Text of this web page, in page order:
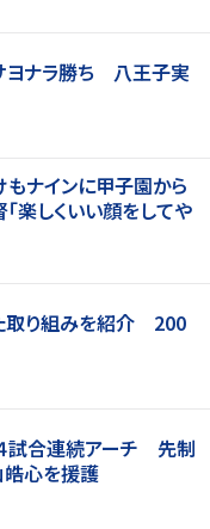
ヨナラ勝ち 八王子実
ナインに甲子園から
楽しくいい顔をしてや
取り組みを紹介 200
４試合連続アーチ 先制
心を援護